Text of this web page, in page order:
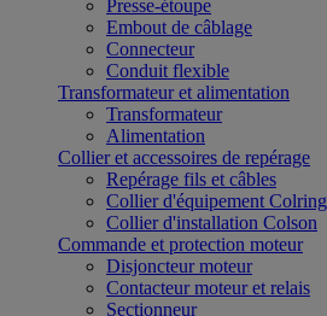
Presse-étoupe
Embout de câblage
Connecteur
Conduit flexible
Transformateur et alimentation
Transformateur
Alimentation
Collier et accessoires de repérage
Repérage fils et câbles
Collier d'équipement Colring
Collier d'installation Colson
Commande et protection moteur
Disjoncteur moteur
Contacteur moteur et relais
Sectionneur